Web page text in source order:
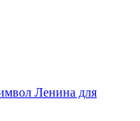
Ленина для